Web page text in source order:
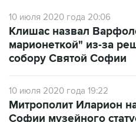
марионеткой" из-за
собору Святой Софии
10 июля 2020 года 19:22
Софии музейного
православию